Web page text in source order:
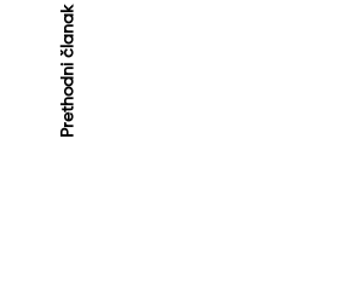
Kretanje
članaka
Prethodni članak